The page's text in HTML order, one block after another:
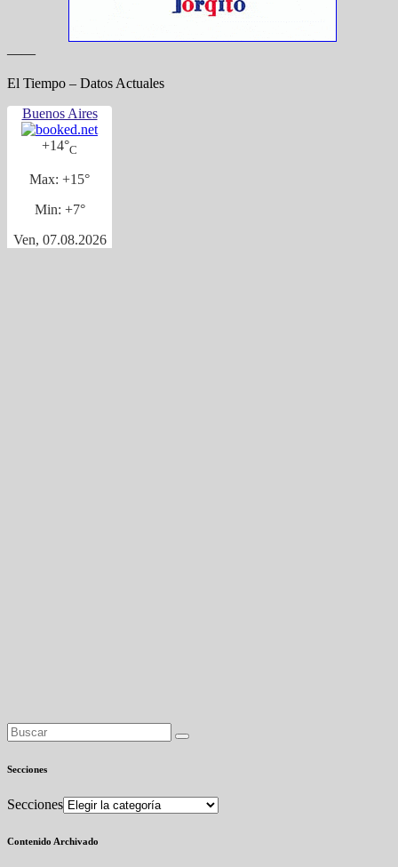
——
El Tiempo – Datos Actuales
Buenos Aires
+14°C
Max: +15°
Min: +7°
Ven, 07.08.2026
Secciones
Secciones
Contenido Archivado